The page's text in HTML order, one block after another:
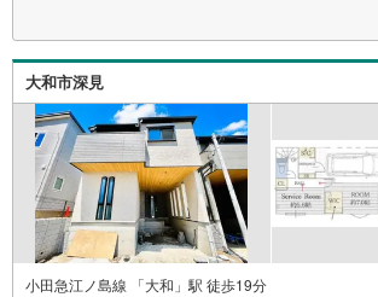
◆周辺環境良好
* * * * 住まい、安心のおとりつぎ * * * *
おかげさまで42周年を迎えることができました♪
ご成約件数7万件達成!!
☆当日のご見学も対応可能です！
☆JR横浜線「中山」駅徒歩1分！
☆ご予約は『朝日土地建物中山店』まで！
朝日土地建物グループは地域密着を合言葉に
全13店舗でその地域No.1を目指しております。
広告掲載していない物件も多数ございます。
大和市深見
小田急江ノ島線 「大和」駅 徒歩19分